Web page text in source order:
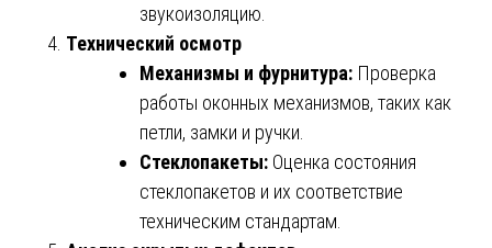
звукоизоляцию.
Технический осмотр
Механизмы и фурнитура: Проверка
работы оконных механизмов, таких как
петли, замки и ручки.
Стеклопакеты: Оценка состояния
стеклопакетов и их соответствие
техническим стандартам.